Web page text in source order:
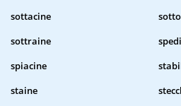
sottacine
sottraine
spiacine
staine